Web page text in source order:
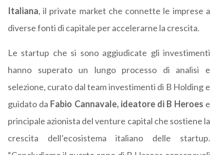
Italiana, il private market che connette le imprese a
diverse fonti di capitale per accelerarne la crescita.
Le startup che si sono aggiudicate gli investimenti
hanno superato un lungo processo di analisi e
selezione, curato dal team investimenti di B Holding e
guidato da Fabio Cannavale, ideatore di B Heroes e
principale azionista del venture capital che sostiene la
crescita dell’ecosistema italiano delle startup.